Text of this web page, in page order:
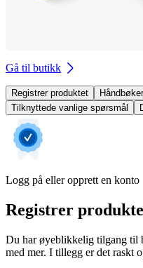
Gå til butikk
Registrer produktet
Tilknyttede vanlige spørsmål
Logg på eller opprett en konto
Registrer
Du har øyeblikkelig tilgang til
med mer. I tillegg er det raskt